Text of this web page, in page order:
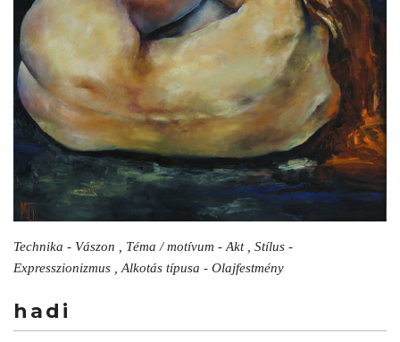
Technika - Vászon , Téma / motívum - Akt , Stílus -
Expresszionizmus , Alkotás típusa - Olajfestmény
hadi